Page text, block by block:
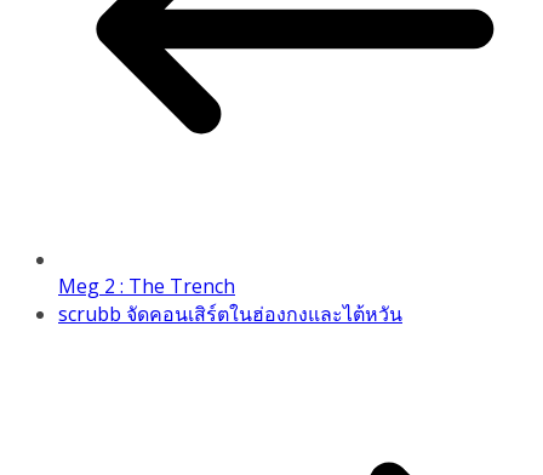
Meg 2 : The Trench
scrubb จัดคอนเสิร์ตในฮ่องกงและไต้หวัน